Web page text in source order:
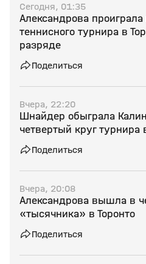
Сегодня, 01:35
Александрова
теннисного турнира в
разряде
Поделиться
Вчера, 22:20
Шнайдер обыграла
четвертый круг турнира
Поделиться
Вчера, 20:08
Александрова вышла в
«тысячника» в Торонто
Поделиться